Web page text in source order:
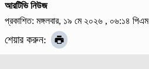
আরটিভি নিউজ
প্রকাশিত: মঙ্গলবার, ১৯ মে ২০২৬ , ০৬:১৪ পিএম
শেয়ার করুন: